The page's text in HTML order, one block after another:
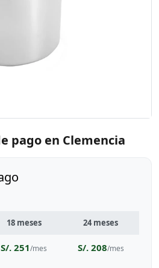
pago en Clemencia
18 meses 24 meses
S/. 251/mes S/. 208/mes